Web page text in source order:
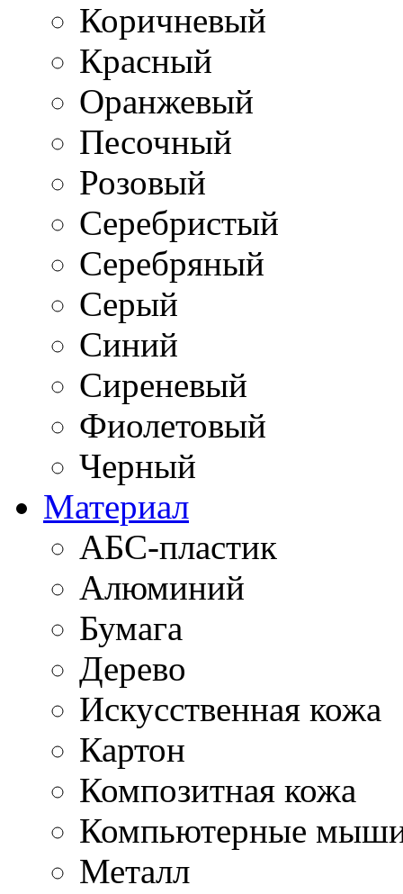
Коричневый
Красный
Оранжевый
Песочный
Розовый
Серебристый
Серебряный
Серый
Синий
Сиреневый
Фиолетовый
Черный
Материал
АБС-пластик
Алюминий
Бумага
Дерево
Искусственная кожа
Картон
Композитная кожа
Компьютерные
Металл